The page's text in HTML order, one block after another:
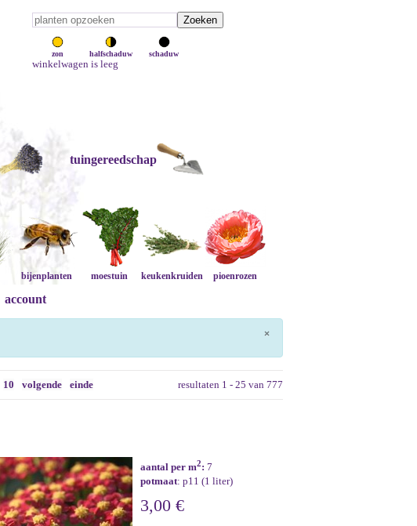
zon halfschaduw schaduw
winkelwagen is leeg
tuingereedschap
bijenplanten moestuin keukenkruiden pioenrozen
account
×
resultaten 1 - 25 van 777
10 volgende einde
aantal per m2: 7
potmaat: p11 (1 liter)
3,00 €